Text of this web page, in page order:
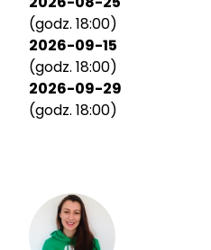
(godz. 18:00)
2026-09-15
(godz. 18:00)
2026-09-29
(godz. 18:00)